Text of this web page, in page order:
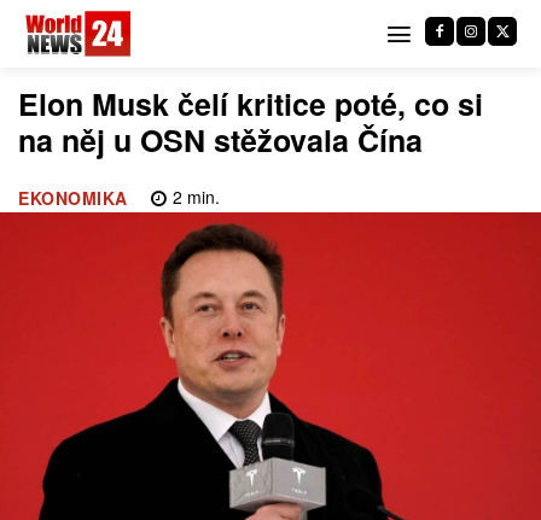
Elon Musk čelí kritice poté, co si
na něj u OSN stěžovala Čína
EKONOMIKA 2 min.